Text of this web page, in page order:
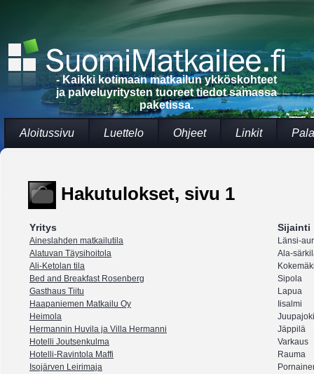
- Kaikki kotimaan matkailun ykköskohteet
ja palveluyritysten tuoreet tiedot samassa
paketissa.
Aloitussivu Luettelo Ohjeet Linkit
Hakutulokset, sivu 1
Yritys Sijainti
Aineslahden matkailutila
Länsi-
Alatuvan Täysihoitola
Ala-
Ali-Ketolan tila
Bed and Breakfast Rosenberg
Sipola
Gasthaus Tiitu
Lapua
Haapaniemen Matkailu Oy
Iisalmi
Heimola
Juupajoki
Hermannin Huvila ja Villa Hermanni
Jäppilä
Hotelli Joutsenkulma
Varkaus
Hotelli-Ravintola Maffi
Rauma
Isojärven Leirimaja